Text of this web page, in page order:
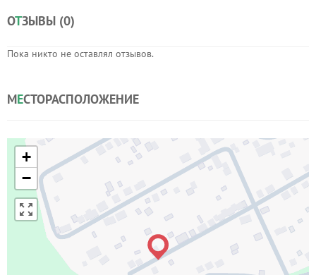
ОТЗЫВЫ (0)
Пока никто не оставлял отзывов.
МЕСТОРАСПОЛОЖЕНИЕ
+
−